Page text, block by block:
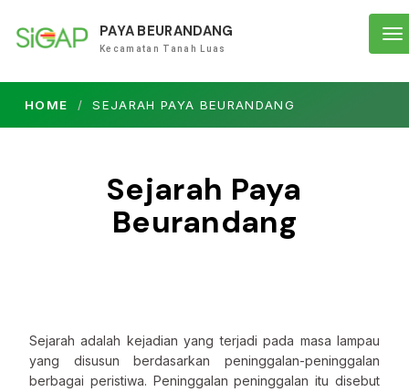
PAYA BEURANDANG
Kecamatan Tanah Luas
HOME SEJARAH PAYA BEURANDANG
Sejarah Paya
Beurandang
Sejarah adalah kejadian yang terjadi pada masa lampau
yang disusun berdasarkan peninggalan-peninggalan
berbagai peristiwa. Peninggalan peninggalan itu disebut